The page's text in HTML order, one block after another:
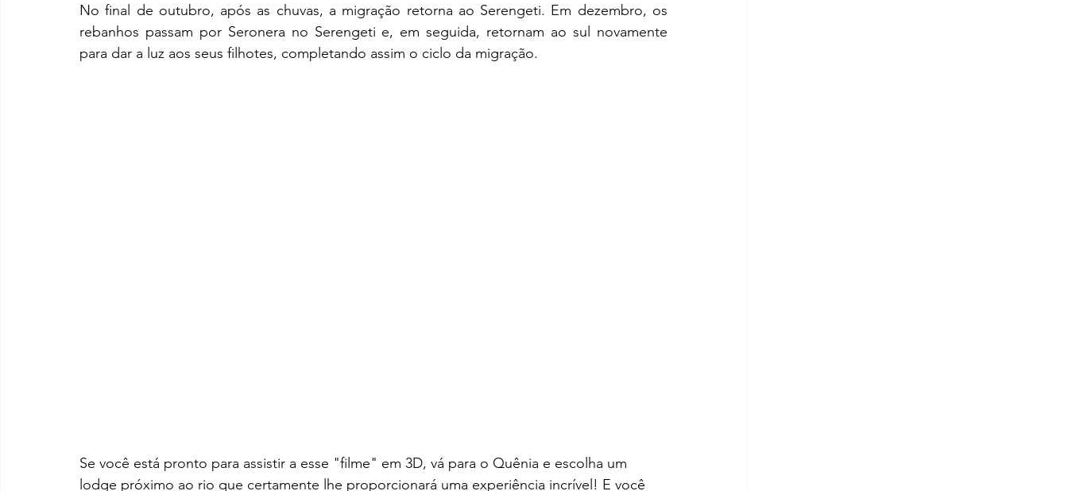
No final de outubro, após as chuvas, a migração retorna ao Serengeti. Em dezembro, os
rebanhos passam por Seronera no Serengeti e, em seguida, retornam ao sul novamente
para dar a luz aos seus filhotes, completando assim o ciclo da migração.
Se você está pronto para assistir a esse "filme" em 3D, vá para o Quênia e escolha um
lodge próximo ao rio que certamente lhe proporcionará uma experiência incrível! E você